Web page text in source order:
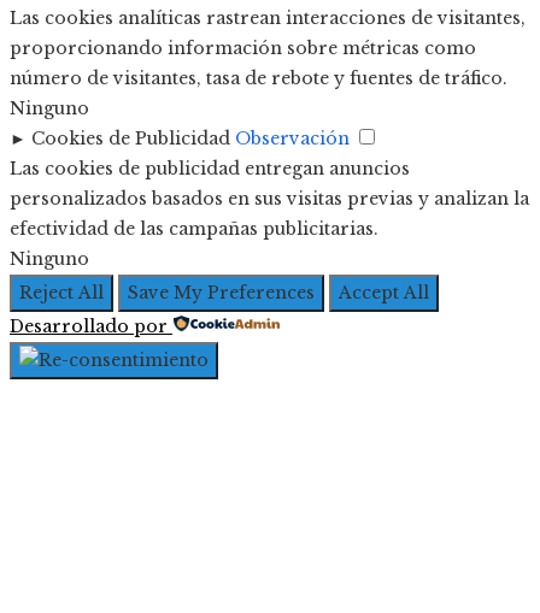
Las cookies analíticas rastrean interacciones de visitantes,
proporcionando información sobre métricas como
número de visitantes, tasa de rebote y fuentes de tráfico.
Ninguno
► Cookies de Publicidad Observación
Las cookies de publicidad entregan anuncios
personalizados basados en sus visitas previas y analizan la
efectividad de las campañas publicitarias.
Ninguno
Reject All
Save My Preferences
Accept All
Desarrollado por